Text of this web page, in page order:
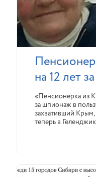
на 12 лет
«Пенсионерка из
за шпионаж в
захвативший Крым,
теперь в